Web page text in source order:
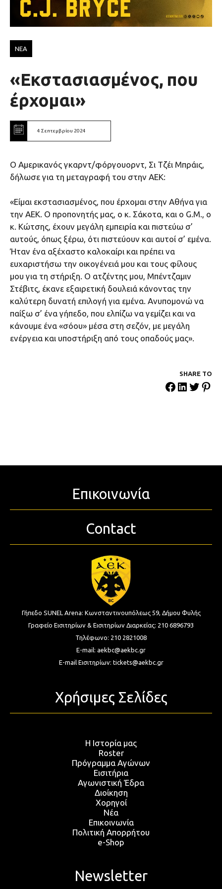
ΝΕΑ
«Εκστασιασμένος, που
έρχομαι»
4 Σεπτεμβρίου 2024
O Aμερικανός γκαρντ/φόργουορντ, Σι Τζέι Μπράις,
δήλωσε για τη μεταγραφή του στην ΑΕΚ:
«Είμαι εκστασιασμένος, που έρχομαι στην Αθήνα για
την ΑΕΚ. Ο προπονητής μας, ο κ. Σάκοτα, και ο G.M., ο
κ. Κώτσης, έχουν μεγάλη εμπειρία και πιστεύω σ’
αυτούς, όπως ξέρω, ότι πιστεύουν και αυτοί σ’ εμένα.
Ήταν ένα αξέχαστο καλοκαίρι και πρέπει να
ευχαριστήσω την οικογένειά μου και τους φίλους
μου για τη στήριξη. Ο ατζέντης μου, Μπέντζαμιν
Στέβιτς, έκανε εξαιρετική δουλειά κάνοντας την
καλύτερη δυνατή επιλογή για εμένα. Ανυπομονώ να
παίξω σ’ ένα γήπεδο, που ελπίζω να γεμίζει και να
κάνουμε ένα «σόου» μέσα στη σεζόν, με μεγάλη
ενέργεια και υποστήριξη από τους οπαδούς μας».
SHARE ΤΟ
Επικοινωνία
Contact
Γήπεδο SUNEL Arena: Κωνσταντινουπόλεως 59, Δήμου Φυλής
Γραφείο Εισιτηρίων & Εισιτηρίων Διαρκείας: 210 6896793
Τηλέφωνο: 210 2821008
E-mail: aekbc@aekbc.gr
E-mail Εισιτηρίων: tickets@aekbc.gr
Χρήσιμες Σελίδες
Η Ιστορία μας
Roster
Πρόγραμμα Αγώνων
Εισιτήρια
Αγωνιστική Έδρα
Διοίκηση
Χορηγοί
Νέα
Επικοινωνία
Πολιτική Απορρήτου
e-Shop
Newsletter